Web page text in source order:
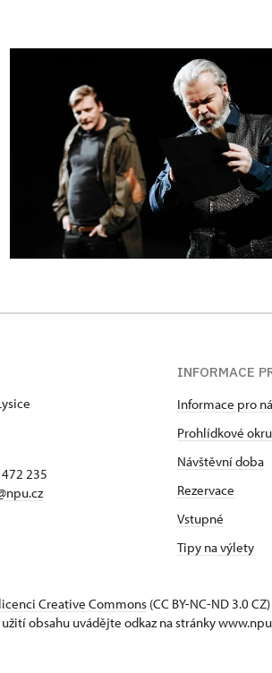
235
INFORMACE
Informace pro
Prohlídkové
Návštěvní doba
Rezervace
Vstupné
Tipy na výlety
licenci Creative Commons (CC BY-NC-ND 3.0
obsahu uvádějte odkaz na stránky